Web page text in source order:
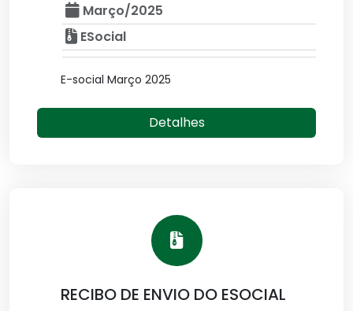
Março/2025
ESocial
E-social Março 2025
Detalhes
RECIBO DE ENVIO DO ESOCIAL